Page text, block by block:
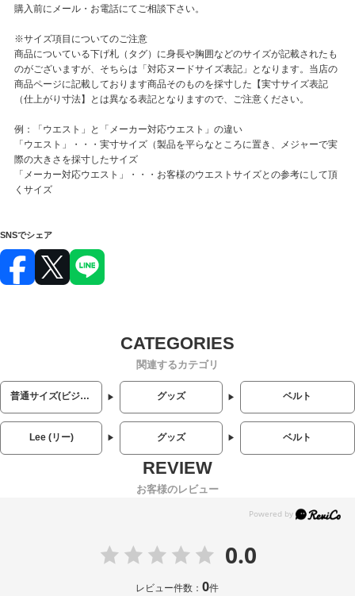
購入前にメール・お電話にてご相談下さい。
※サイズ項目についてのご注意
商品についている下げ札（タグ）に身長や胸囲などのサイズが記載されたも
のがございますが、そちらは「対応ヌードサイズ表記」となります。当店の
商品ページに記載しております商品そのものを採寸した【実寸サイズ表記
（仕上がり寸法】とは異なる表記となりますので、ご注意ください。
例：「ウエスト」と「メーカー対応ウエスト」の違い
「ウエスト」・・・実寸サイズ（製品を平らなところに置き、メジャーで実
際の大きさを採寸したサイズ
「メーカー対応ウエスト」・・・お客様のウエストサイズとの参考にして頂
くサイズ
SNSでシェア
関連するカテゴリ
普通サイズ(ビジネス・カジュアル) グッズ ベルト
Lee (リー) グッズ ベルト
お客様のレビュー
0.0
レビュー件数：0件